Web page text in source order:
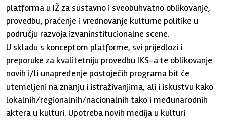
platforma u IŽ za sustavno i sveobuhvatno oblikovanje,
provedbu, praćenje i vrednovanje kulturne politike u
području razvoja izvaninstitucionalne scene.
U skladu s konceptom platforme, svi prijedlozi i
preporuke za kvalitetniju provedbu IKS-a te oblikovanje
novih i/li unapređenje postojećih programa bit će
utemeljeni na znanju i istraživanjima, ali i iskustvu kako
lokalnih/regionalnih/nacionalnih tako i međunarodnih
aktera u kulturi. Upotreba novih medija u kulturi